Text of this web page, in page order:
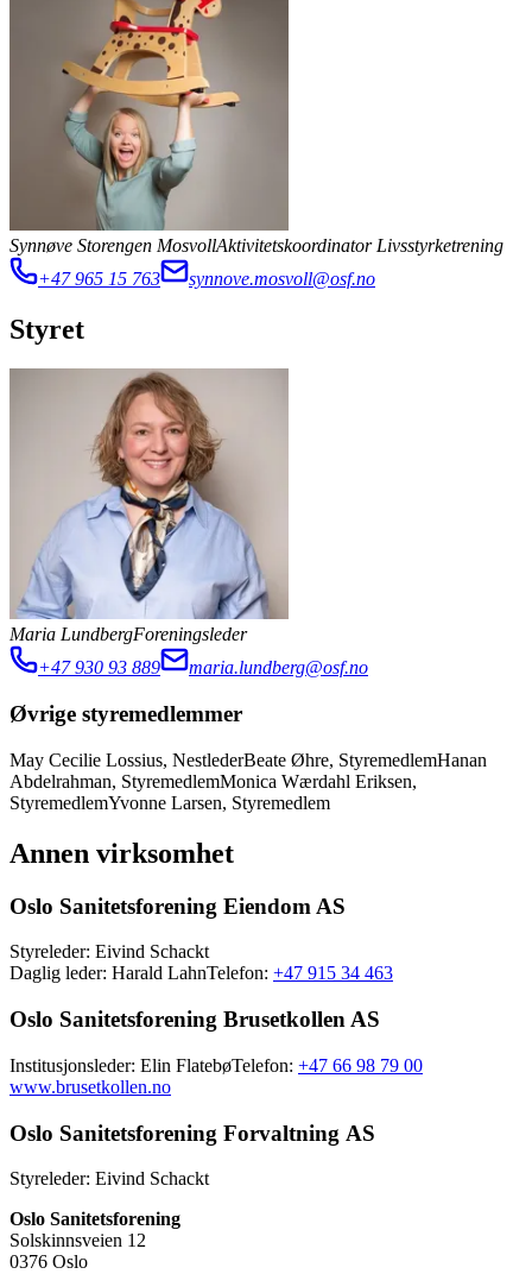
Synnøve Storengen MosvollAktivitetskoordinator Livsstyrketrening
+47 965 15 763
synnove.mosvoll@osf.no
Styret
Maria LundbergForeningsleder
+47 930 93 889
maria.lundberg@osf.no
Øvrige styremedlemmer
May Cecilie Lossius, NestlederBeate Øhre, StyremedlemHanan
Abdelrahman, StyremedlemMonica Wærdahl Eriksen,
StyremedlemYvonne Larsen, Styremedlem
Annen virksomhet
Oslo Sanitetsforening Eiendom AS
Styreleder: Eivind Schackt
Daglig leder: Harald LahnTelefon: +47 915 34 463
Oslo Sanitetsforening Brusetkollen AS
Institusjonsleder: Elin FlatebøTelefon: +47 66 98 79 00
www.brusetkollen.no
Oslo Sanitetsforening Forvaltning AS
Styreleder: Eivind Schackt
Oslo Sanitetsforening
Solskinnsveien 12
0376 Oslo